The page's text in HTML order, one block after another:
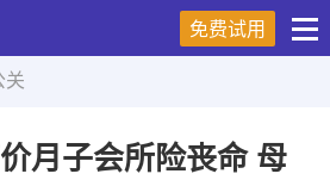
免费试用
关
月子会所险丧命 母